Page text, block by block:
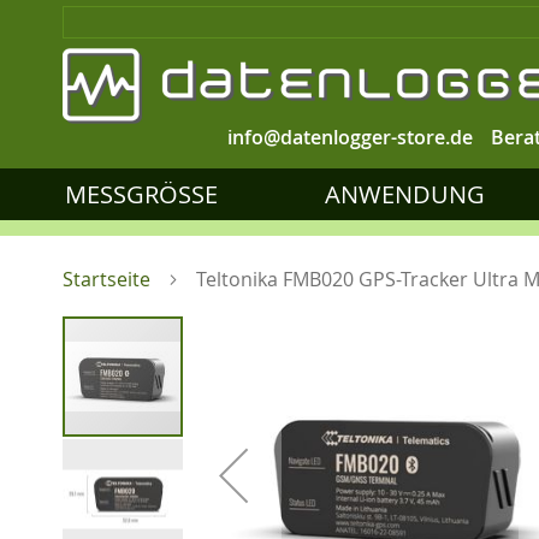
info@datenlogger-store.de
MESSGRÖSSE ANWENDUNG
Startseite Teltonika FMB020 GPS-Tracker Ultra
Zum
Ende
der
springen